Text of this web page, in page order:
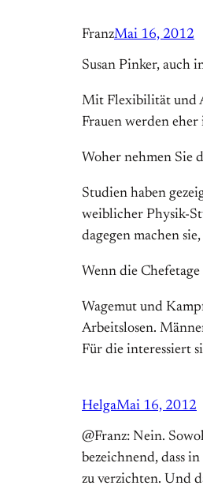
FranzMai 16, 2012
Susan Pinker, auch
Mit Flexibilität und
Frauen werden
Woher nehmen Sie
Studien haben
weiblicher Physik-
dagegen machen
Wenn die
Wagemut und
Arbeitslosen.
Für die interessiert
HelgaMai 16, 2012
@Franz: Nein.
bezeichnend, dass
zu verzichten. Und